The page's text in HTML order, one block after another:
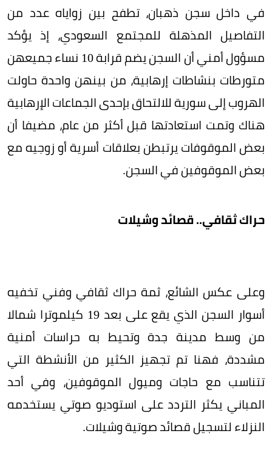
في داخل سجن ذهبان، تطفح بين زواياه عدد من
التفاصيل المذهلة للمجتمع السعودي، إذ يؤكد
مسؤول أمني أن السجن يضم قرابة 10 نساء جميعهن
متورطات بنشاطات إرهابية، من بينهن واحدة حاولت
الهروب إلى سورية للالتحاق بإحدى الجماعات الإرهابية
هناك وتمت استعادتها قبل أكثر من عام، مضيفا أن
بعض الموقوفات يرتبطن بعلاقات أسرية أو زوجيه مع
بعض الموقوفين في السجن.
حراك ثقافي.. قصائد وشيلات
وعلى عكس الشائع، ثمة حراك ثقافي وفني تخفيه
أسوار السجن الذي يقع على بعد 19 كيلموترا شمالا
من وسط مدينة جدة وتحيط به حراسات أمنية
مشددة، فهنا تم تجهيز الكثير من الأنشطة التي
تتناسب مع حاجات وميول الموقوفين، وفي أحد
المباني يكثر التردد على استوديو صوتي يستخدمه
النزلاء لتسجيل قصائد صوتية وشيلات.